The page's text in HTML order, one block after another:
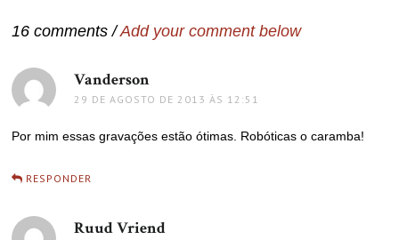
16 comments /Add your comment below
Vanderson
29 DE AGOSTO DE 2013 ÀS 12:51
Por mim essas gravações estão ótimas. Robóticas o caramba!
RESPONDER
Ruud Vriend